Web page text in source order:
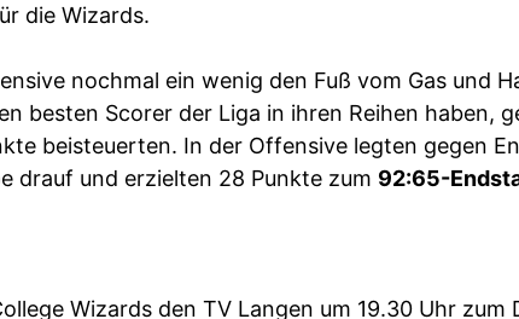
die Wizards.
nochmal ein wenig den Fuß vom Gas und
besten Scorer der Liga in ihren Reihen haben,
beisteuerten. In der Offensive legten gegen
drauf und erzielten 28 Punkte zum 92:65-
Wizards den TV Langen um 19.30 Uhr zum